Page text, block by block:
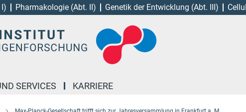
Pharmakologie (Abt. II) Genetik der Entwicklung (Abt. III)
SERVICES KARRIERE